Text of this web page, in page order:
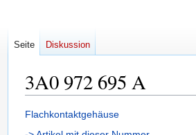
3A0 972 695 A
Zur
Navigation
Zur
Suche
Flachkontaktgehäuse
Seite Diskussion